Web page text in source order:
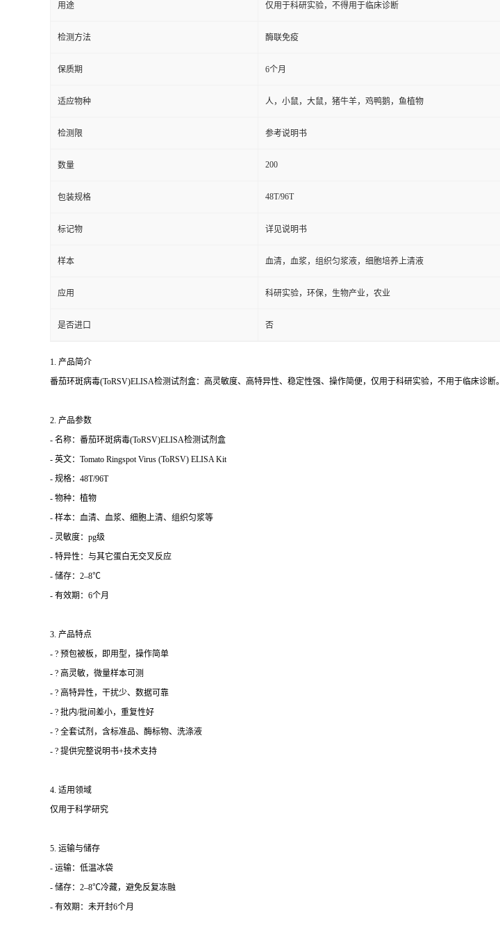
用途 仅用于科研实验，不得用于临床诊断
检测方法 酶联免疫
保质期 6个月
适应物种 人，小鼠，大鼠，猪牛羊，鸡鸭鹅，鱼植物
检测限 参考说明书
数量 200
包装规格 48T/96T
标记物 详见说明书
样本 血清，血浆，组织匀浆液，细胞培养上清液
应用 科研实验，环保，生物产业，农业
是否进口 否
1. 产品简介
番茄环斑病毒(ToRSV)ELISA检测试剂盒：高灵敏度、高特异性、稳定性强、操作简便，仅用于科研实验，不用于临床诊断。
2. 产品参数
- 名称：番茄环斑病毒(ToRSV)ELISA检测试剂盒
- 英文：Tomato Ringspot Virus (ToRSV) ELISA Kit
- 规格：48T/96T
- 物种：植物
- 样本：血清、血浆、细胞上清、组织匀浆等
- 灵敏度：pg级
- 特异性：与其它蛋白无交叉反应
- 储存：2–8℃
- 有效期：6个月
3. 产品特点
- ? 预包被板，即用型，操作简单
- ? 高灵敏，微量样本可测
- ? 高特异性，干扰少、数据可靠
- ? 批内/批间差小，重复性好
- ? 全套试剂，含标准品、酶标物、洗涤液
- ? 提供完整说明书+技术支持
4. 适用领域
仅用于科学研究
5. 运输与储存
- 运输：低温冰袋
- 储存：2–8℃冷藏，避免反复冻融
- 有效期：未开封6个月